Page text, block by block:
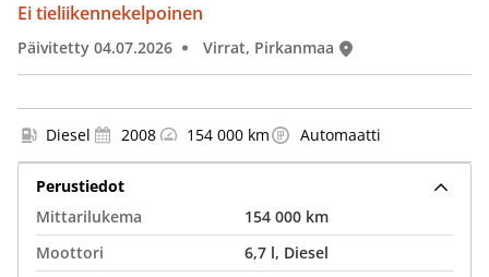
Ei tieliikennekelpoinen
Päivitetty 04.07.2026 Virrat, Pirkanmaa
Diesel 2008 154 000 km Automaatti
Perustiedot
Mittarilukema
154 000 km
Moottori
6,7 l, Diesel